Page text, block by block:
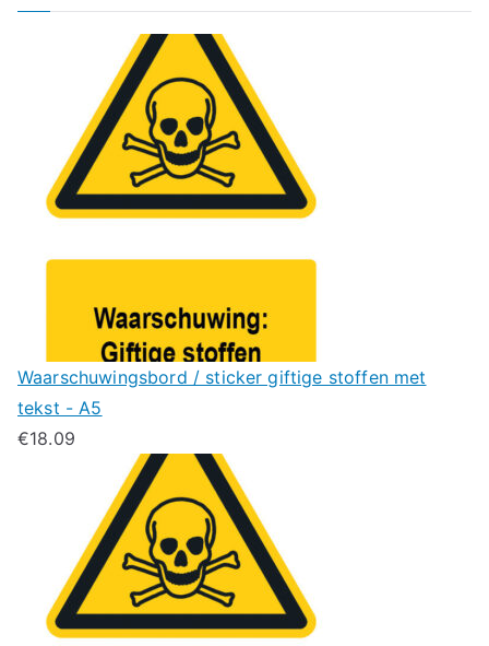
Waarschuwingsbord / sticker giftige stoffen met
tekst - A5
€18.09